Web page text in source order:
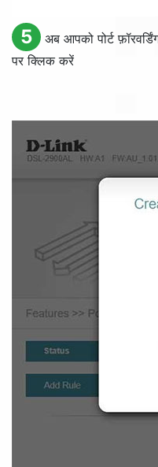
5 अब आपको पोर्ट
पर क्लिक करें